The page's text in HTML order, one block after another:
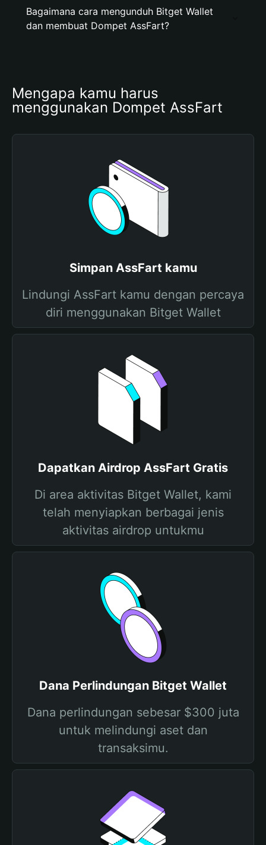
Bagaimana cara mengunduh Bitget Wallet
dan membuat Dompet AssFart?
Mengapa kamu harus
menggunakan Dompet AssFart
Simpan AssFart kamu
Lindungi AssFart kamu dengan percaya
diri menggunakan Bitget Wallet
Dapatkan Airdrop AssFart Gratis
Di area aktivitas Bitget Wallet, kami
telah menyiapkan berbagai jenis
aktivitas airdrop untukmu
Dana Perlindungan Bitget Wallet
Dana perlindungan sebesar $300 juta
untuk melindungi aset dan
transaksimu.